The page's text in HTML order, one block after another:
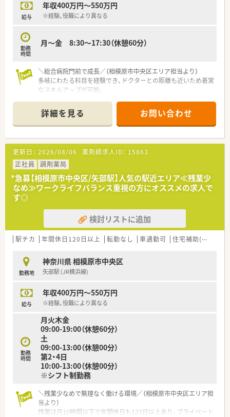
■最新のAI薬歴システムを導入したことで事務作業の負担が大
幅に軽減され、残業は少なめで遅くとも19時には退勤できてい
る心配がなく、マイカー通勤も可能なため日々の通勤ストレスも
給与
年収400万円～550万円
※経験、役職により異なる
勤務
時間
月～金 8:30～17:30（休憩60分）
＼総合病院門前で成長／（相模原市中央区エリア担当より）
多岐にわたる科目を経験でき、ドクターとの距離も近いため着実
なスキルアップが可能。
【店舗情報と応需状況について】
■最寄り駅はJR横浜線の矢部駅で、駅からは徒歩約1分と非常に
通勤しやすい立地にあります。
■応需科目は総合病院門前のため、多岐にわたる総合科目に対応
しており、1日の処方箋枚数は約80～90枚です。
■薬剤師は常勤6名とパート7名が在籍しており、事務スタッフ
と共に協力して業務を行っています。
【法人特徴について】
もと、マニュアルに縛られない地域密着型の薬局です。 あ
■ドクターとの信頼関係を重視し、約9割が紹介や相談により開
局しているため、クリニックマンツーマン型が中心です。
■薬剤師1人あたりの処方箋枚数を30枚以下に抑え、患者様と向
【求人情報について】
■年収はご経験や役職に応じて450万円から550万円の範囲で提
■世帯主の方には月額3万円の住宅手当が支給されますし、家族
手当（配偶者1万円、他5千円）もあります。
月・12月）しっかりと支給されます。
【勤務実態について】
■勤務時間は月曜日から金曜日の8時30分から17時30分までと
なっており、終業後の時間も有効活用できます
■希少な土日祝休み（完全週休2日制）のため、プライベートの予
定が立てやすく、両立しやすい環境です。
暇なども整備されており、休暇制度が充実しています。
詳細を見る お問い合わせ
更新日： 2026/08/06 薬剤師求人ID： 15863
正社員
調剤薬局
*急募【相模原市中央区/矢部駅】人気の駅近エリア≪残業少
なめ≫ワークライフバランス重視の方にオススメの求人で
す◎
検討リストに追加
駅チカ 年間休日120日以上 転勤なし 車通勤可 住宅補助(手当)あり
勤務地
神奈川県 相模原市中央区
矢部駅 (JR横浜線)
給与
年収400万円～550万円
※経験、役職により異なる
勤務
時間
月火木金
09:00-19:00（休憩60分）
土
09:00-13:00（休憩00分）
第2・4日
10:00-13:00（休憩00分）
※シフト制勤務
＼残業少なめで無理なく働ける環境／（相模原市中央区エリア担
当より）
残業は月10時間以下で年間休日も123日以上あり、プライベート